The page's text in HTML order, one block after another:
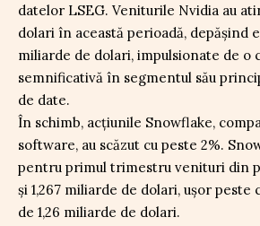
datelor LSEG. Veniturile Nvidia au
dolari în această perioadă, depășind
miliarde de dolari, impulsionate de o
semnificativă în segmentul său
de date.
În schimb, acțiunile Snowflake,
software, au scăzut cu peste 2%.
pentru primul trimestru venituri din
și 1,267 miliarde de dolari, ușor peste
de 1,26 miliarde de dolari.